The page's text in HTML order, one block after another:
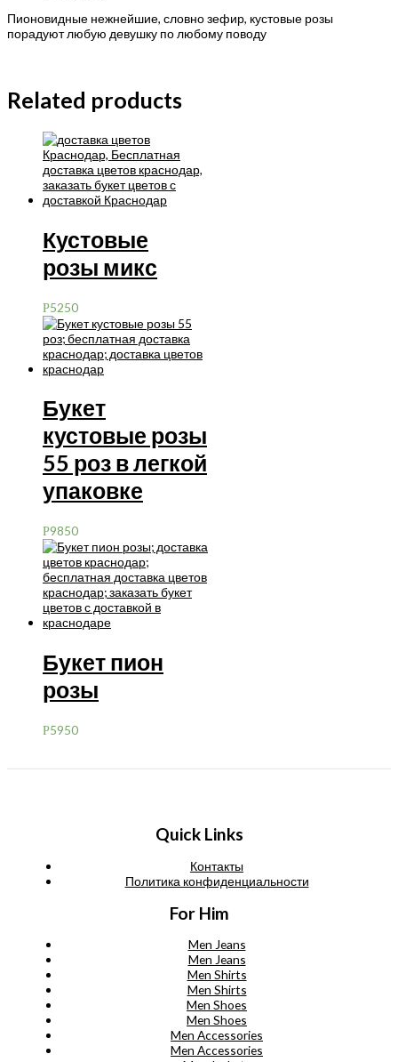
Пионовидные нежнейшие, словно зефир, кустовые розы
порадуют любую девушку по любому поводу
Related products
Кустовые
розы микс
Р5250
Букет
кустовые розы
55 роз в легкой
упаковке
Р9850
Букет пион
розы
Р5950
Quick Links
Контакты
Политика конфиденциальности
For Him
Men Jeans
Men Jeans
Men Shirts
Men Shirts
Men Shoes
Men Shoes
Men Accessories
Men Accessories